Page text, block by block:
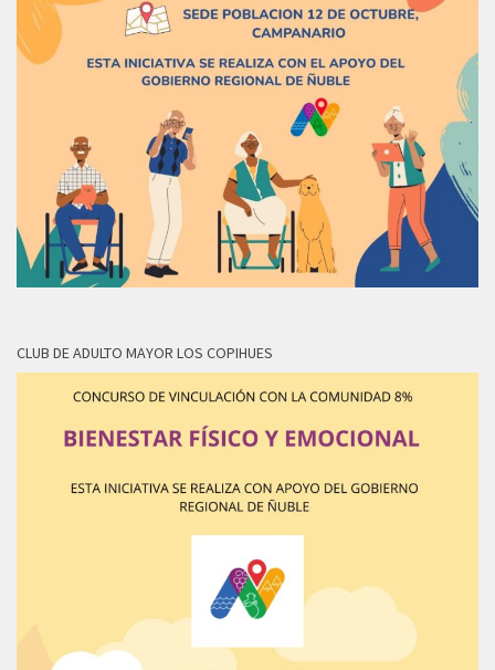
CLUB DE ADULTO MAYOR LOS COPIHUES